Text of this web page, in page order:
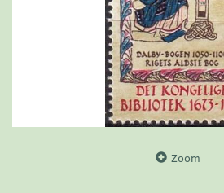
Zoom